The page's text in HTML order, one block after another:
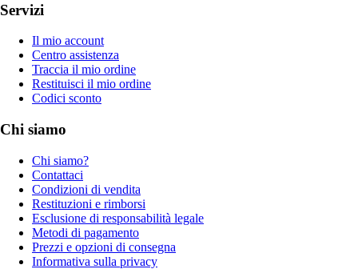
Servizi
Il mio account
Centro assistenza
Traccia il mio ordine
Restituisci il mio ordine
Codici sconto
Chi siamo
Chi siamo?
Contattaci
Condizioni di vendita
Restituzioni e rimborsi
Esclusione di responsabilità legale
Metodi di pagamento
Prezzi e opzioni di consegna
Informativa sulla privacy